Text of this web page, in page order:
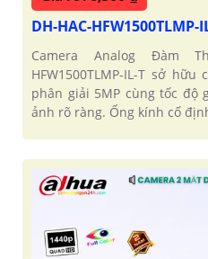
DH-HAC-HFW1500TLMP-
Camera Analog Đàm
HFW1500TLMP-IL-T sở
phân giải 5MP cùng tốc độ
ảnh rõ ràng. Ống kính cố